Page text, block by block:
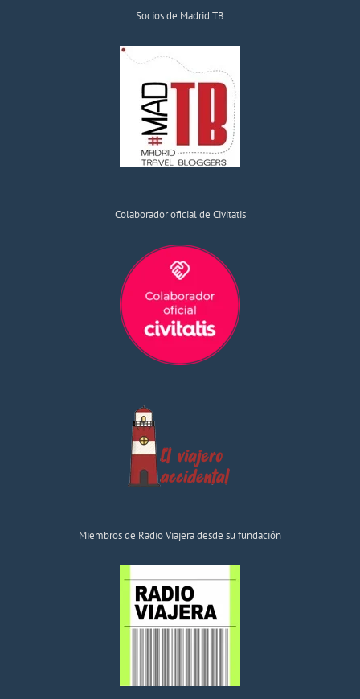
Socios de Madrid TB
Colaborador oficial de Civitatis
Miembros de Radio Viajera desde su fundación